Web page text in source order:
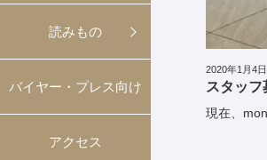
読みもの
バイヤー・プレス向け
アクセス
2020年1月4日
スタッフ
現在、